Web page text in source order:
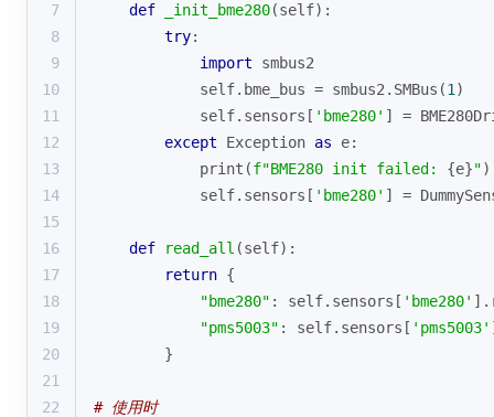
7
def _init_bme280(self):
8
try:
9
import smbus2
10
            self.bme_bus = smbus2.SMBus(
1 )
11
            self.sensors[
'bme280' ] =
12
except Exception as e:
13
print (f"BME280 init failed: {e}")
14
            self.sensors[
'bme280' ] =
15
16
def read_all (self):
17
return {
18
"bme280" : self.sensors[ 'bme280'
19
"pms5003" : self.sensors[ 'pms5003'
20
        }
21
22
# 使用时